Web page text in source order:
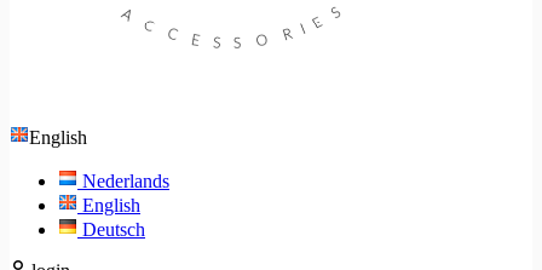
English
Nederlands
English
Deutsch